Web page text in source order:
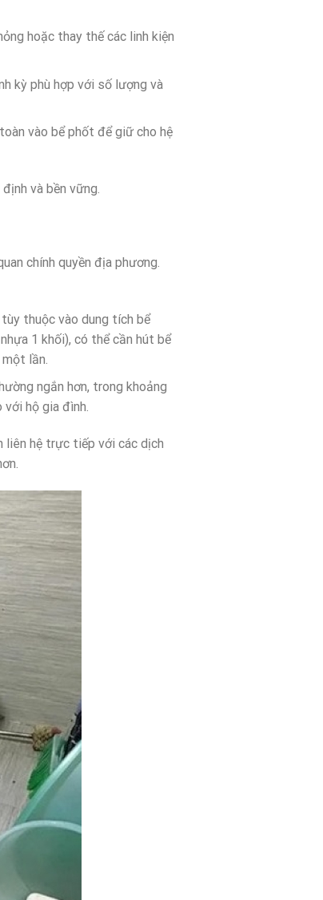
hoặc thay thế các linh kiện
kỳ phù hợp với số lượng và
vào bể phốt để giữ cho hệ
và bền vững.
chính quyền địa phương.
thuộc vào dung tích bể
1 khối), có thể cần hút bể
lần.
ngắn hơn, trong khoảng
hộ gia đình.
liên hệ trực tiếp với các dịch